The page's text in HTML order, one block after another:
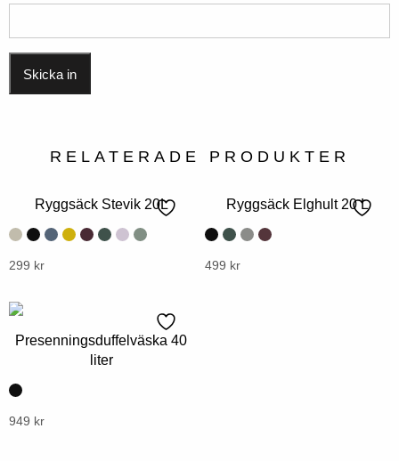
RELATERADE PRODUKTER
Ryggsäck Stevik 20L
Denna
har
flera
kan
väljas
299 kr
Ryggsäck Elghult 20 L
Denna
499 kr
Presenningsduffelväska 40
liter
Denna
949 kr